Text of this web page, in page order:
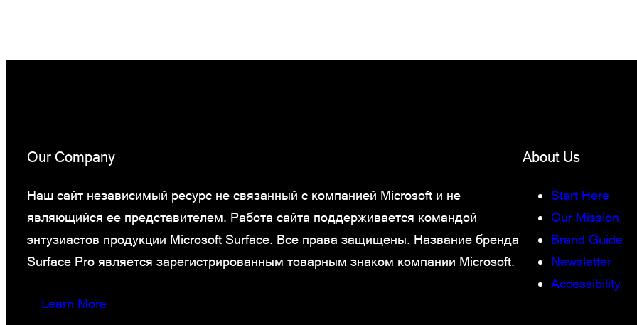
Our Company
Наш сайт независимый ресурс не связанный с компанией Microsoft и не
являющийся ее представителем. Работа сайта поддерживается командой
энтузиастов продукции Microsoft Surface. Все права защищены. Название бренда
Surface Pro является зарегистрированным товарным знаком компании Microsoft.
Learn More
About Us
Start Here
Our Mission
Brand Guide
Newsletter
Accessibility